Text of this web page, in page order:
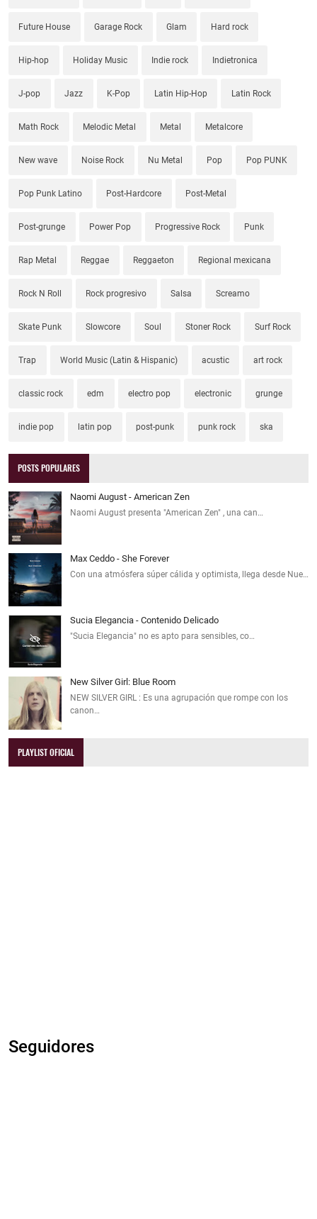
Future House Garage Rock Glam Hard rock
Hip-hop Holiday Music Indie rock Indietronica
J-pop Jazz K-Pop Latin Hip-Hop Latin Rock
Math Rock Melodic Metal Metal Metalcore
New wave Noise Rock Nu Metal Pop Pop PUNK
Pop Punk Latino Post-Hardcore Post-Metal
Post-grunge Power Pop Progressive Rock Punk
Rap Metal Reggae Reggaeton Regional mexicana
Rock N Roll Rock progresivo Salsa Screamo
Skate Punk Slowcore Soul Stoner Rock Surf Rock
Trap World Music (Latin & Hispanic) acustic art rock
classic rock edm electro pop electronic grunge
indie pop latin pop post-punk punk rock ska
POSTS POPULARES
Naomi August - American Zen
Naomi August presenta "American Zen" , una can…
Max Ceddo - She Forever
Con una atmósfera súper cálida y optimista, llega desde Nue…
Sucia Elegancia - Contenido Delicado
"Sucia Elegancia" no es apto para sensibles, co…
New Silver Girl: Blue Room
NEW SILVER GIRL : Es una agrupación que rompe con los
canon…
PLAYLIST OFICIAL
Seguidores